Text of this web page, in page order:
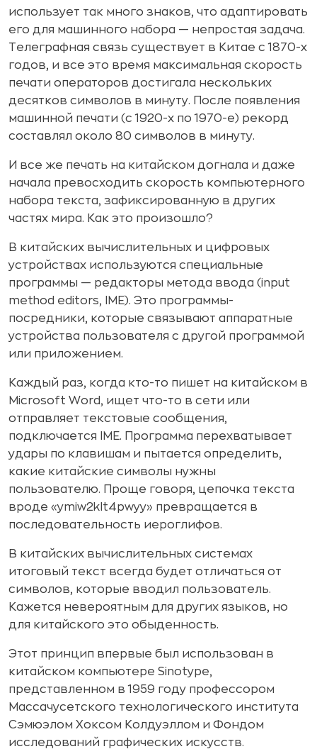
использует так много знаков, что адаптировать
его для машинного набора — непростая задача.
Телеграфная связь существует в Китае с 1870-х
годов, и все это время максимальная скорость
печати операторов достигала нескольких
десятков символов в минуту. После появления
машинной печати (с 1920-х по 1970-е) рекорд
составлял около 80 символов в минуту.
И все же печать на китайском догнала и даже
начала превосходить скорость компьютерного
набора текста, зафиксированную в других
частях мира. Как это произошло?
В китайских вычислительных и цифровых
устройствах используются специальные
программы — редакторы метода ввода (input
method editors, IME). Это программы-
посредники, которые связывают аппаратные
устройства пользователя с другой программой
или приложением.
Каждый раз, когда кто-то пишет на китайском в
Microsoft Word, ищет что-то в сети или
отправляет текстовые сообщения,
подключается IME. Программа перехватывает
удары по клавишам и пытается определить,
какие китайские символы нужны
пользователю. Проще говоря, цепочка текста
вроде «ymiw2klt4pwyy» превращается в
последовательность иероглифов.
В китайских вычислительных системах
итоговый текст всегда будет отличаться от
символов, которые вводил пользователь.
Кажется невероятным для других языков, но
для китайского это обыденность.
Этот принцип впервые был использован в
китайском компьютере Sinotype,
представленном в 1959 году профессором
Массачусетского технологического института
Сэмюэлом Хоксом Колдуэллом и Фондом
исследований графических искусств.